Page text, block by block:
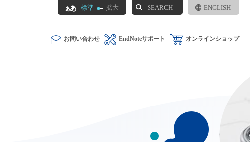
ENGLISH
SEARCH
標準 拡大
お問い合わせ EndNoteサポート オンラインショップ